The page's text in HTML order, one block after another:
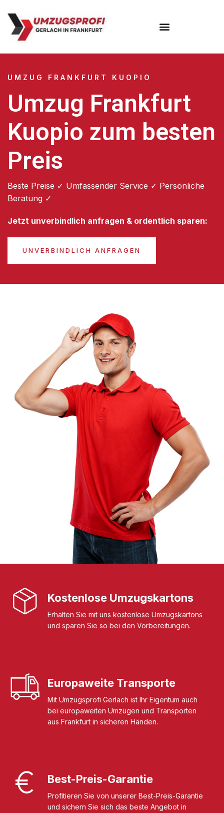
UMZUG FRANKFURT KUOPIO
Umzug Frankfurt
Kuopio zum besten
Preis
Beste Preise ✓ Umfassender Service ✓ Persönliche
Beratung ✓
Jetzt unverbindlich anfragen & ordentlich sparen:
UNVERBINDLICH ANFRAGEN
Kostenlose Umzugskartons
Erhalten Sie mit uns kostenlose Umzugskartons
und sparen Sie so bei den Vorbereitungen.
Europaweite Transporte
Mit Umzugsprofi Gerlach ist Ihr Eigentum auch
bei europaweiten Umzügen und Transporten
aus Frankfurt in sicheren Händen.
Best-Preis-Garantie
Profitieren Sie von unserer Best-Preis-Garantie
und sichern Sie sich das beste Angebot in